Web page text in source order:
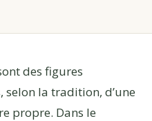
des figures
selon la tradition, d’une
propre. Dans le